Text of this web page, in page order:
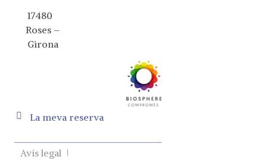
17480
Roses –
Girona
La meva reserva
Avís legal